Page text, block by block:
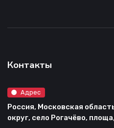
Контакты
Адрес
Россия, Московская
округ, село Рогачёво,